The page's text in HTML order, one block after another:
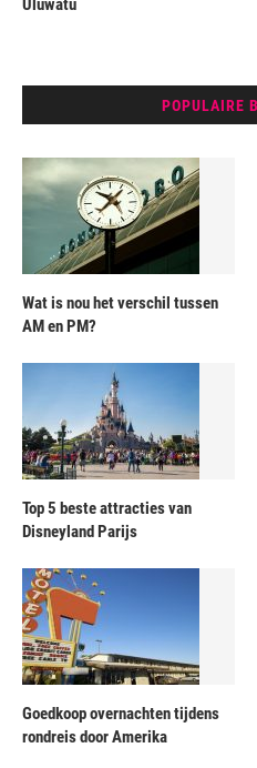
Uluwatu
POPULAIRE
Wat is nou het verschil tussen
AM en PM?
Top 5 beste attracties van
Disneyland Parijs
Goedkoop overnachten tijdens
rondreis door Amerika